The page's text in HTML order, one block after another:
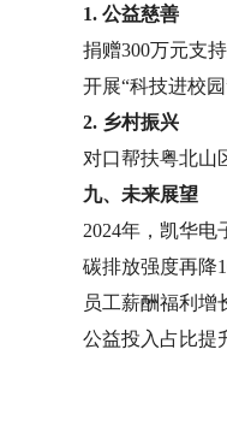
1. 公益慈善
捐赠300万元支
开展“科技进校
2. 乡村振兴
对口帮扶粤北山
九、未来展望
2024年，凯华电
碳排放强度再降
员工薪酬福利增
公益投入占比提